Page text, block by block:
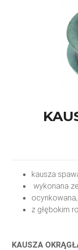
kausza
wykonana
ocynkowana,
z głębokim
KAUSZA